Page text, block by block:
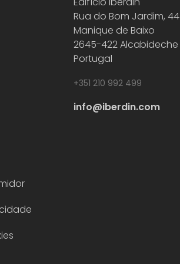
Rua do Bom Jardim, 44
Manique de Baixo
2645-422 Alcabideche
Portugal
+351 210 992 499
info@iberdin.com